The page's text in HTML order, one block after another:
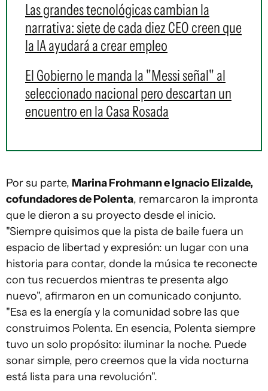
Las grandes tecnológicas cambian la
narrativa: siete de cada diez CEO creen que
la IA ayudará a crear empleo
El Gobierno le manda la "Messi señal" al
seleccionado nacional pero descartan un
encuentro en la Casa Rosada
Por su parte, Marina Frohmann e Ignacio Elizalde,
cofundadores de Polenta, remarcaron la impronta
que le dieron a su proyecto desde el inicio.
"Siempre quisimos que la pista de baile fuera un
espacio de libertad y expresión: un lugar con una
historia para contar, donde la música te reconecte
con tus recuerdos mientras te presenta algo
nuevo", afirmaron en un comunicado conjunto.
"Esa es la energía y la comunidad sobre las que
construimos Polenta. En esencia, Polenta siempre
tuvo un solo propósito: iluminar la noche. Puede
sonar simple, pero creemos que la vida nocturna
está lista para una revolución".